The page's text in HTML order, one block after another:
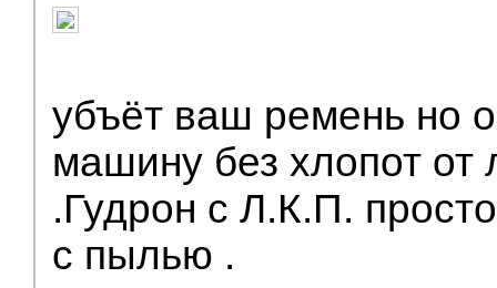
убъёт ваш ремень но
машину без хлопот от
.Гудрон с Л.К.П.
с пылью .